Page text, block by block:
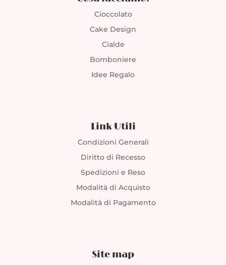
Cioccolato
Cake Design
Cialde
Bomboniere
Idee Regalo
Link Utili
Condizioni Generali
Diritto di Recesso
Spedizioni e Reso
Modalità di Acquisto
Modalità di Pagamento
Site map